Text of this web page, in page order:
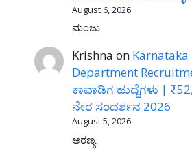
August 6, 2026
ಮಂಜು
Krishna on Karnataka
Department
ಕಾವಾಡಿಗ ಹುದ್ದೆಗಳು |
ನೇರ ಸಂದರ್ಶನ 2026
August 5, 2026
ಅರಣ್ಯ